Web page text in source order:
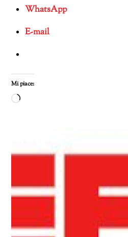
WhatsApp
E-mail
Mi piace:
Caricamento